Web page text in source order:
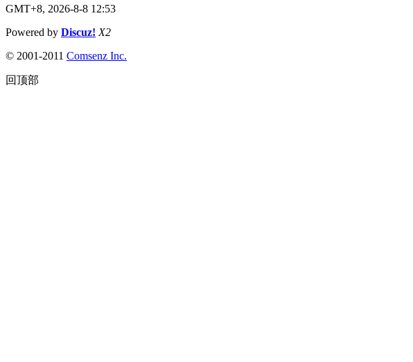
GMT+8, 2026-8-8 12:53
Powered by Discuz! X2
© 2001-2011 Comsenz Inc.
回顶部